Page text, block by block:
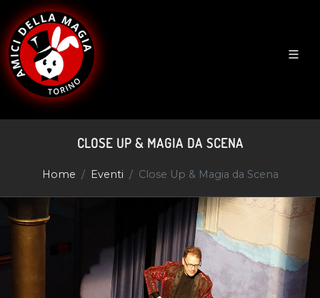
CLOSE UP & MAGIA DA SCENA
Home Eventi Close Up & Magia da Scena